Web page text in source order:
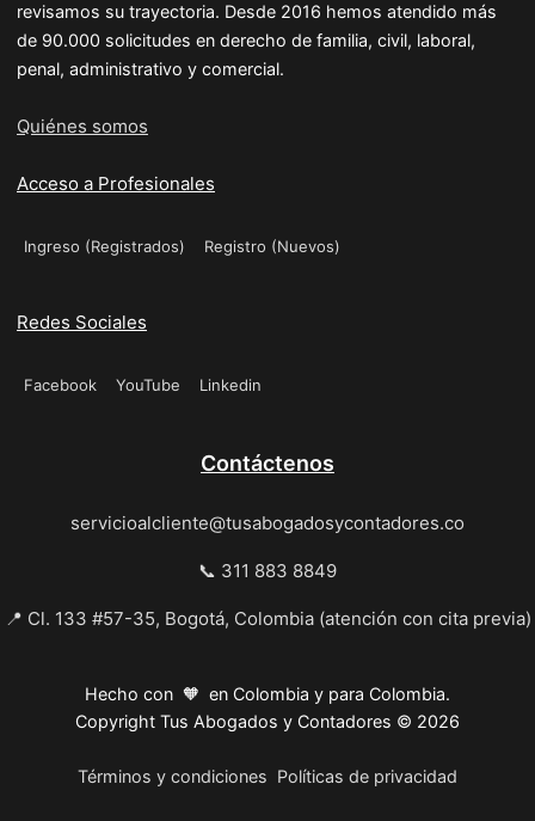
revisamos su trayectoria. Desde 2016 hemos atendido más
de 90.000 solicitudes en derecho de familia, civil, laboral,
penal, administrativo y comercial.
Quiénes somos
Acceso a Profesionales
Ingreso (Registrados) Registro (Nuevos)
Redes Sociales
Facebook YouTube Linkedin
Contáctenos
servicioalcliente@tusabogadosycontadores.co
📞 311 883 8849
📍 Cl. 133 #57-35, Bogotá, Colombia (atención con cita previa)
Hecho con 🧡 en Colombia y para Colombia.
Copyright Tus Abogados y Contadores © 2026
Términos y condiciones Políticas de privacidad